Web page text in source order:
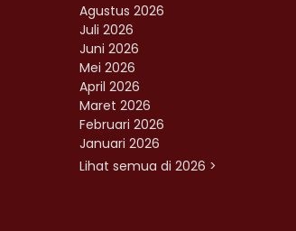
Agustus 2026
Juli 2026
Juni 2026
Mei 2026
April 2026
Maret 2026
Februari 2026
Januari 2026
Lihat semua di 2026 >